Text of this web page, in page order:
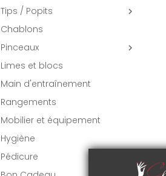
Tips / Popits 
Chablons
Pinceaux

Limes et blocs
Main d'entraînement
Rangements
Mobilier et équipement
Hygiène
Pédicure